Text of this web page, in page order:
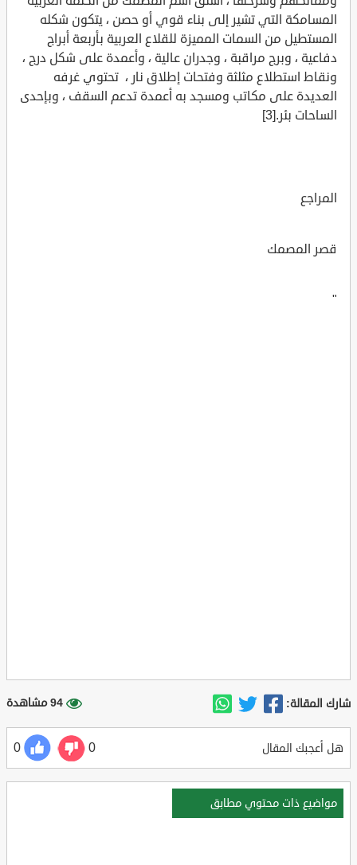
المسامكة التي تشير إلى بناء قوي أو حصن ، يتكون شكله
المستطيل من السمات المميزة للقلاع العربية بأربعة أبراج
دفاعية ، وبرج مراقبة ، وجدران عالية ، وأعمدة على شكل درج ،
ونقاط استطلاع مثلثة وفتحات إطلاق نار ، تحتوي غرفه
العديدة على مكاتب ومسجد به أعمدة تدعم السقف ، وبإحدى
الساحات بئر.[3]
المراجع
قصر المصمك
"
شارك المقالة: 94 مشاهدة
هل أعجبك المقال 0
0
مواضيع ذات محتوي مطابق